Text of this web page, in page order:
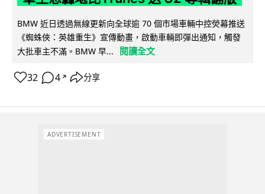
BMW 近日透過無線更新向全球逾 70 個市場車輛中控熒幕推送
《蜘蛛俠：英雄重生》宣傳動畫，啟動車輛即彈出通知，觸發
大批車主不滿。BMW 早...
閱讀全文
32 4 ↗ 分享
ADVERTISEMENT